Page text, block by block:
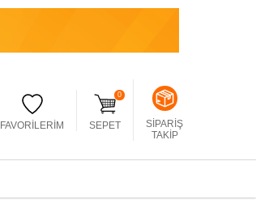
FAVORILERIM SEPET
0
SIPARIŞ
TAKIP